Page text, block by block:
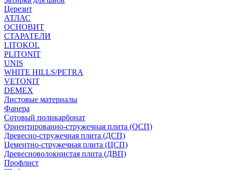
Церезит
АТЛАС
ОСНОВИТ
СТАРАТЕЛИ
LITOKOL
PLITONIT
UNIS
WHITE HILLS/PETRA
VETONIT
DEMEX
Листовые материалы
Фанера
Сотовый поликарбонат
Ориентированно-стружечная плита (ОСП)
Древесно-стружечная плита (ДСП)
Цементно-стружечная плита (ЦСП)
Древесноволокнистая плита (ДВП)
Профлист